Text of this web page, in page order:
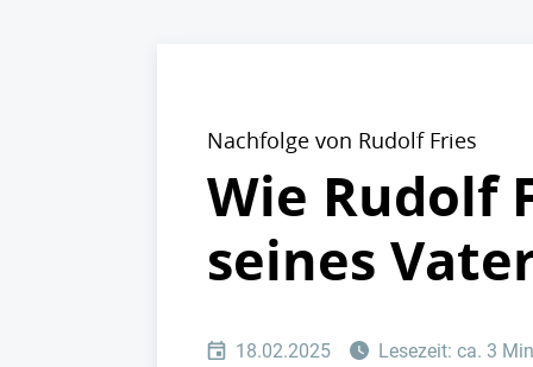
Nachfolge von Rudolf Fries
Wie Rudolf
seines
18.02.2025 Lesezeit: ca. 3